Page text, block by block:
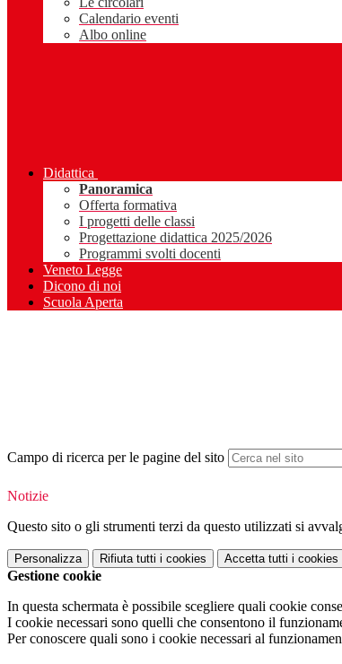
Calendario eventi
Albo online
Didattica
Panoramica
Offerta formativa
I progetti delle classi
Progettazione didattica 2025/2026
Programmi svolti docenti
Veneto Legge
Dicono di noi
Scuola Aperta
Campo di ricerca per le pagine del sito
Notizie
Questo sito o gli strumenti terzi da questo utilizzati si
Personalizza Rifiuta tutti i cookies Accetta tutti i cookies
Gestione cookie
In questa schermata è possibile scegliere quali cookie
I cookie necessari sono quelli che consentono il
Per conoscere quali sono i cookie necessari al